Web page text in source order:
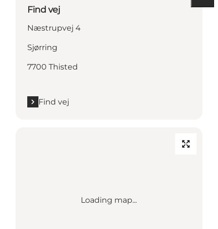
Find vej
Næstrupvej 4
Sjørring
7700 Thisted
Find vej
Loading map...